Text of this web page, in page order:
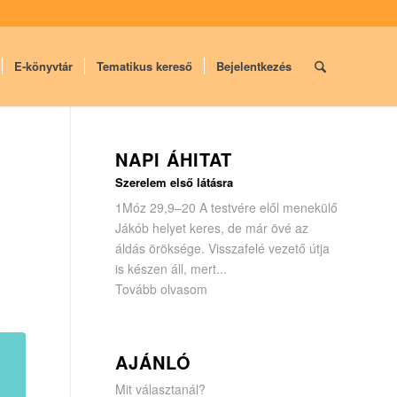
E-könyvtár Tematikus kereső Bejelentkezés
NAPI ÁHITAT
Szerelem első látásra
1Móz 29,9–20 A testvére elől menekülő
Jákób helyet keres, de már övé az
áldás öröksége. Visszafelé vezető útja
is készen áll, mert...
Tovább olvasom
AJÁNLÓ
Mit választanál?